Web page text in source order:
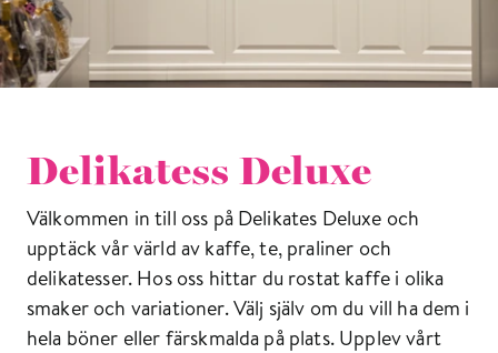
Delikatess Deluxe
Välkommen in till oss på Delikates Deluxe och
upptäck vår värld av kaffe, te, praliner och
delikatesser. Hos oss hittar du rostat kaffe i olika
smaker och variationer. Välj själv om du vill ha dem i
hela böner eller färskmalda på plats. Upplev vårt